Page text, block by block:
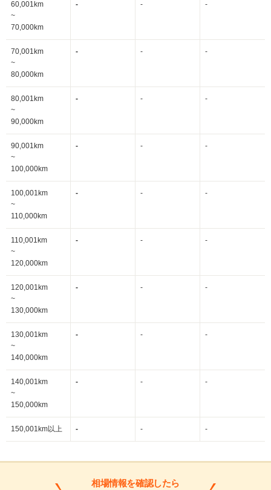
60,001km
~
70,000km
- - -
70,001km
~
80,000km
- - -
80,001km
~
90,000km
- - -
90,001km
~
100,000km
- - -
100,001km
~
110,000km
- - -
110,001km
~
120,000km
- - -
120,001km
~
130,000km
- - -
130,001km
~
140,000km
- - -
140,001km
~
150,000km
- - -
150,001km以上 - - -
相場情報を確認したら